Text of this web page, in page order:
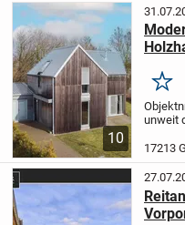
10
unweit
37.000€
Garten
17213